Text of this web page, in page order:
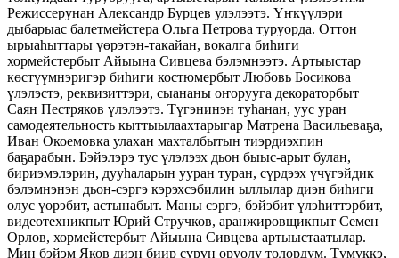
Режиссерунан Александр Бурцев улэлээтэ. Үҥкүүлэри
дыбарыас балетмейстера Ольга Петрова туруорда. Оттон
ырыаһыттары үөрэтэн-такайан, вокалга биһиги
хормейстербыт Айыына Сивцева бэлэмнээтэ. Артыыстар
көстүүмнэригэр биһиги костюмербыт Любовь Босикова
үлэлэстэ, реквизиттэри, сыананы оҥорууга декораторбыт
Саян Пестряков үлэлээтэ. Түгэнинэн туһанан, уус уран
самодеятельность кыттыылаахтарыгар Матрена Васильеваҕа,
Иван Окоемовка улахан махталбытын тиэрдиэхпин
баҕарабын. Бэйэлэрэ тус үлэлээх дьон быыс-арыт булан,
бириэмэлэрин, дууһаларын ууран туран, сүрдээх үчүгэйдик
бэлэмнэнэн дьон-сэргэ кэрэхсэбилин ыллылар диэн биһиги
олус үөрэбит, астынабыт. Маны сэргэ, бэйэбит үлэһиттэрбит,
видеотехникпыт Юрий Стручков, аранжировщикпыт Семен
Орлов, хормейстербыт Айыына Сивцева артыыстаатылар.
Мин бэйэм Яков диэн биир сүрүн оруолу толордум. Түмүккэ,